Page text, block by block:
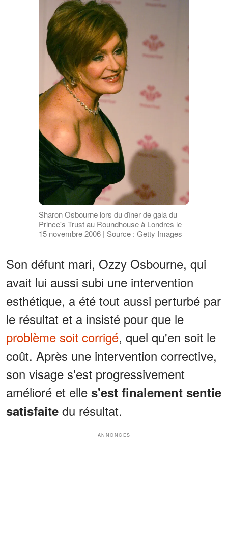
Sharon Osbourne lors du dîner de gala du
Prince's Trust au Roundhouse à Londres le
15 novembre 2006 | Source : Getty Images
Son défunt mari, Ozzy Osbourne, qui
avait lui aussi subi une intervention
esthétique, a été tout aussi perturbé par
le résultat et a insisté pour que le
problème soit corrigé, quel qu'en soit le
coût. Après une intervention corrective,
son visage s'est progressivement
amélioré et elle s'est finalement sentie
satisfaite du résultat.
ANNONCES